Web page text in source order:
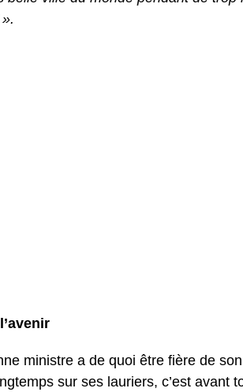
ministre a de quoi être fière de
sur ses lauriers, c’est avant